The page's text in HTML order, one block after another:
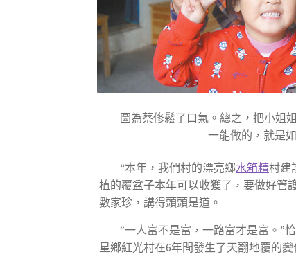
圖為蔡修鬆了口氣。總之，把小姐姐
一能做的，就是
“本年，我們村的漂亮鄉水箱精村建
植的覆盆子本年可以收獲了，要做好
數家珍，講得頭頭是道。
“一人富不是富，一路富才是富。”
星鄉紅光村在6年間發生了天翻地覆的變